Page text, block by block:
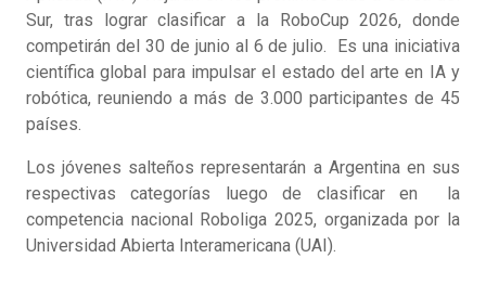
Sur, tras lograr clasificar a la RoboCup 2026, donde
competirán del 30 de junio al 6 de julio. Es una iniciativa
científica global para impulsar el estado del arte en IA y
robótica, reuniendo a más de 3.000 participantes de 45
países.
Los jóvenes salteños representarán a Argentina en sus
respectivas categorías luego de clasificar en la
competencia nacional Roboliga 2025, organizada por la
Universidad Abierta Interamericana (UAI).